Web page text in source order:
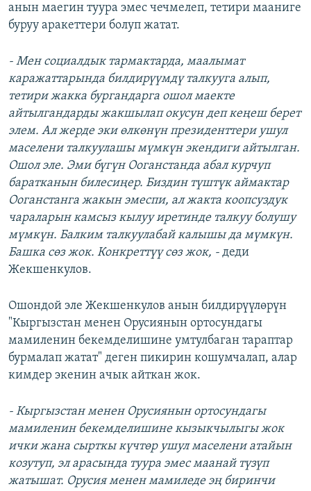
анын маегин туура эмес чечмелеп, тетири мааниге
буруу аракеттери болуп жатат.
- Мен социалдык тармактарда, маалымат
каражаттарында билдирүүмдү талкууга алып,
тетири жакка бургандарга ошол маекте
айтылгандарды жакшылап окусун деп кеңеш берет
элем. Ал жерде эки өлкөнүн президенттери ушул
маселени талкуулашы мүмкүн экендиги айтылган.
Ошол эле. Эми бүгүн Ооганстанда абал курчуп
баратканын билесиңер. Биздин түштүк аймактар
Ооганстанга жакын эмеспи, ал жакта коопсуздук
чараларын камсыз кылуу иретинде талкуу болушу
мүмкүн. Балким талкуулабай калышы да мүмкүн.
Башка сөз жок. Конкреттүү сөз жок, - деди
Жекшенкулов.
Ошондой эле Жекшенкулов анын билдирүүлөрүн
"Кыргызстан менен Орусиянын ортосундагы
мамиленин бекемделишине умтулбаган тараптар
бурмалап жатат" деген пикирин кошумчалап, алар
кимдер экенин ачык айткан жок.
- Кыргызстан менен Орусиянын ортосундагы
мамиленин бекемделишине кызыкчылыгы жок
ички жана сырткы күчтөр ушул маселени атайын
козутуп, эл арасында туура эмес маанай түзүп
жатышат. Орусия менен мамиледе эң биринчи